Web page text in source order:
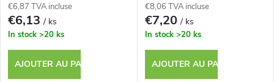
€6,87 TVA incluse
€6,13/ ks
In stock >20 ks
AJOUTER AU PANIER
€8,06 TVA incluse
€7,20/ ks
In stock >20 ks
AJOUTER AU PANIER